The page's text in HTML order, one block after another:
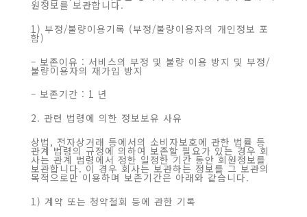
원정보를 보관합니다.
1) 부정/불량이용기록 (부정/불량이용자의 개인정보 포
함)
– 보존이유 : 서비스의 부정 및 불량 이용 방지 및 부정/
불량이용자의 재가입 방지
– 보존기간 : 1 년
2. 관련 법령에 의한 정보보유 사유
상법, 전자상거래 등에서의 소비자보호에 관한 법률 등
관계 법령의 규정에 의하여 보존할 필요가 있는 경우 회
사는 관계 법령에서 정한 일정한 기간 동안 회원정보를
보관합니다. 이 경우 회사는 보관하는 정보를 그 보관의
목적으로만 이용하며 보존기간은 아래와 같습니다.
1) 계약 또는 청약철회 등에 관한 기록